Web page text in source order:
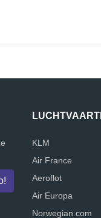
KLM
Air France
Aeroflot
Air Europa
Norwegian.com